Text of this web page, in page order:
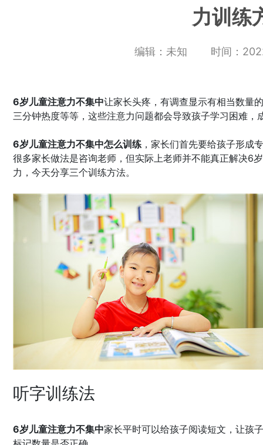
力训练
编辑：未知 时间：
6岁儿童注意力不集中让家长头疼，有调查显示有相当数量
三分钟热度等等，这些注意力问题都会导致孩子学习困难，
6岁儿童注意力不集中怎么训练 ，家长们首先要给孩子形成
很多家长做法是咨询老师，但实际上老师并不能真正解决6
力，今天分享三个训练方法。
听字训练法
6岁儿童注意力不集中家长平时可以给孩子阅读短文，让孩